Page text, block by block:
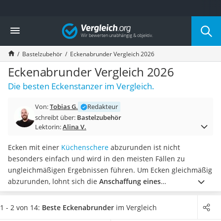
Die beliebtesten Vergleiche nach Kategorie
Freizeit & Sport
Gartentrampolin
Trampolin
Metalldetektor
Eufab-Fahrradträger
Trampolin 366 cm
Aluminium-Koffer
Futterboot
E-Bike-Dreirad
Trekkingschuhe Herren
Reisetasche mit Rollen
Klimmzugstation
Koffer
Nachtsichtgerät
Vergleich
Bastelzubehör Eckenabrunder Vergleich 2026
Eckenabrunder Vergleich 2026
Die besten Eckenstanzer im Vergleich.
Von:Tobias G.
Redakteur
schreibt über: Bastelzubehör
Lektorin:Alina V.
Ecken mit einer Küchenschere abzurunden ist nicht
besonders einfach und wird in den meisten Fällen zu
ungleichmäßigen Ergebnissen führen. Um Ecken gleichmäßig
abzurunden, lohnt sich die Anschaffung eines
Eckenabrunders.So können Sie Fotos, Karten und sogar
Laminiertes hochwertig verzieren.Machen Sie den Test und
1 - 2 von 14: Beste Eckenabrunder im Vergleich